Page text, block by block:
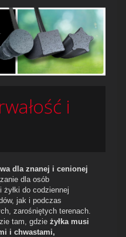
i
dla znanej i cenionej
dla osób
do codziennej
jak i podczas
zarośniętych terenach.
tam, gdzie żyłka musi
i chwastami,